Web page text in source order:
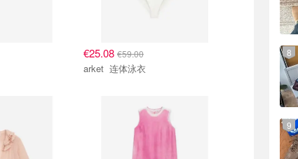
€25.08 €59.00
arket 连体泳衣